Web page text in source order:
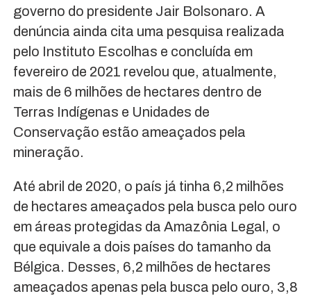
governo do presidente Jair Bolsonaro. A
denúncia ainda cita uma pesquisa realizada
pelo Instituto Escolhas e concluída em
fevereiro de 2021 revelou que, atualmente,
mais de 6 milhões de hectares dentro de
Terras Indígenas e Unidades de
Conservação estão ameaçados pela
mineração.
Até abril de 2020, o país já tinha 6,2 milhões
de hectares ameaçados pela busca pelo ouro
em áreas protegidas da Amazônia Legal, o
que equivale a dois países do tamanho da
Bélgica. Desses, 6,2 milhões de hectares
ameaçados apenas pela busca pelo ouro, 3,8